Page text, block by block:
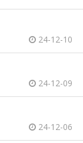
24-12-10
24-12-09
24-12-06